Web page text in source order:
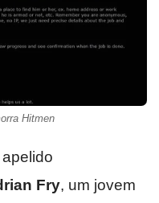
Hitmen
Fry, um jovem